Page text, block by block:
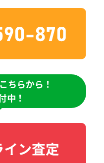
ちらから！
中！